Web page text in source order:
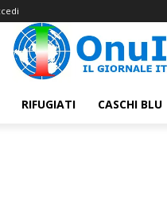
RIFUGIATI CASCHI BLU